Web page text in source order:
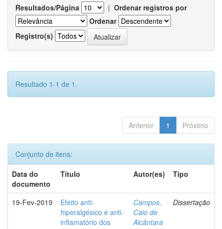
Resultados/Página | Ordenar registros por
Ordenar
Registro(s)
Resultado 1-1 de 1.
Anterior 1 Próximo
Conjunto de itens:
Data do
documento
Título Autor(es) Tipo
19-Fev-2019
Efeito anti-
hiperalgésico e anti-
inflamatório dos
Campos,
Caio de
Alcântara
Dissertação